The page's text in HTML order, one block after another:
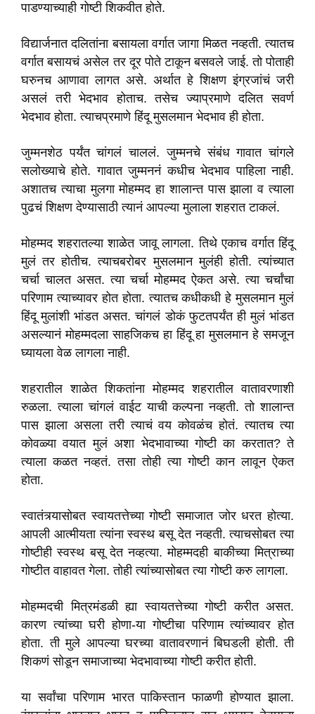
पाडण्याच्याही गोष्टी शिकवीत होते.
विद्यार्जनात दलितांना बसायला वर्गात जागा मिळत नव्हती. त्यातच
वर्गात बसायचं असेल तर दूर पोते टाकून बसवले जाई. तो पोताही
घरुनच आणावा लागत असे. अर्थात हे शिक्षण इंग्रजांचं जरी
असलं तरी भेदभाव होताच. तसेच ज्याप्रमाणे दलित सवर्ण
भेदभाव होता. त्याचप्रमाणे हिंदू मुसलमान भेदभाव ही होता.
जुम्मनशेठ पर्यंत चांगलं चाललं. जुम्मनचे संबंध गावात चांगले
सलोख्याचे होते. गावात जुम्मननं कधीच भेदभाव पाहिला नाही.
अशातच त्याचा मुलगा मोहम्मद हा शालान्त पास झाला व त्याला
पुढचं शिक्षण देण्यासाठी त्यानं आपल्या मुलाला शहरात टाकलं.
मोहम्मद शहरातल्या शाळेत जावू लागला. तिथे एकाच वर्गात हिंदू
मुलं तर होतीच. त्याचबरोबर मुसलमान मुलंही होती. त्यांच्यात
चर्चा चालत असत. त्या चर्चा मोहम्मद ऐकत असे. त्या चर्चांचा
परिणाम त्याच्यावर होत होता. त्यातच कधीकधी हे मुसलमान मुलं
हिंदू मुलांशी भांडत असत. चांगलं डोकं फुटतपर्यंत ही मुलं भांडत
असल्यानं मोहम्मदला साहजिकच हा हिंदू हा मुसलमान हे समजून
घ्यायला वेळ लागला नाही.
शहरातील शाळेत शिकतांना मोहम्मद शहरातील वातावरणाशी
रुळला. त्याला चांगलं वाईट याची कल्पना नव्हती. तो शालान्त
पास झाला असला तरी त्याचं वय कोवळंच होतं. त्यातच त्या
कोवळ्या वयात मुलं अशा भेदभावाच्या गोष्टी का करतात? ते
त्याला कळत नव्हतं. तसा तोही त्या गोष्टी कान लावून ऐकत
होता.
स्वातंत्र्यासोबत स्वायतत्तेच्या गोष्टी समाजात जोर धरत होत्या.
आपली आत्मीयता त्यांना स्वस्थ बसू देत नव्हती. त्याचसोबत त्या
गोष्टीही स्वस्थ बसू देत नव्हत्या. मोहम्मदही बाकीच्या मित्राच्या
गोष्टीत वाहावत गेला. तोही त्यांच्यासोबत त्या गोष्टी करु लागला.
मोहम्मदची मित्रमंडळी ह्या स्वायतत्तेच्या गोष्टी करीत असत.
कारण त्यांच्या घरी होणा-या गोष्टीचा परिणाम त्यांच्यावर होत
होता. ती मुले आपल्या घरच्या वातावरणानं बिघडली होती. ती
शिकणं सोडून समाजाच्या भेदभावाच्या गोष्टी करीत होती.
या सर्वांचा परिणाम भारत पाकिस्तान फाळणी होण्यात झाला.